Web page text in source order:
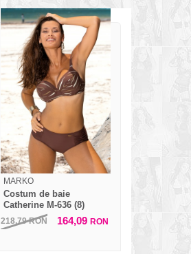
MARKO
Costum de baie
Catherine M-636 (8)
218,79RON 164,09 RON